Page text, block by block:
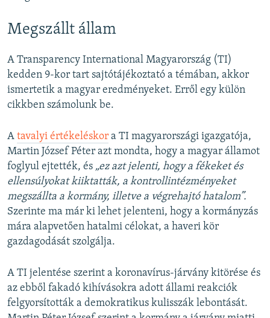
Megszállt állam
A Transparency International Magyarország (TI)
kedden 9-kor tart sajtótájékoztató a témában, akkor
ismertetik a magyar eredményeket. Erről egy külön
cikkben számolunk be.
A tavalyi értékeléskor a TI magyarországi igazgatója,
Martin József Péter azt mondta, hogy a magyar államot
foglyul ejtették, és „ez azt jelenti, hogy a fékeket és
ellensúlyokat kiiktatták, a kontrollintézményeket
megszállta a kormány, illetve a végrehajtó hatalom”.
Szerinte ma már ki lehet jelenteni, hogy a kormányzás
mára alapvetően hatalmi célokat, a haveri kör
gazdagodását szolgálja.
A TI jelentése szerint a koronavírus-járvány kitörése és
az ebből fakadó kihívásokra adott állami reakciók
felgyorsították a demokratikus kulisszák lebontását.